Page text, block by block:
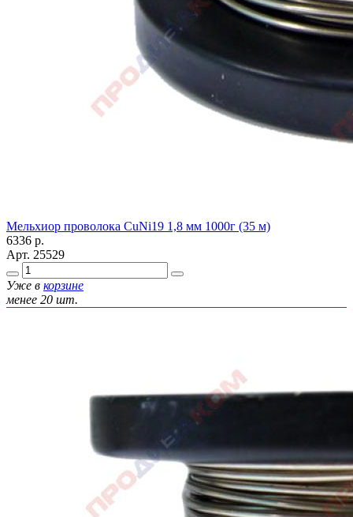
Мельхиор проволока CuNi19 1,8 мм 1000г (35 м)
6336 р.
Арт. 25529
Уже в корзине
менее 20 шт.